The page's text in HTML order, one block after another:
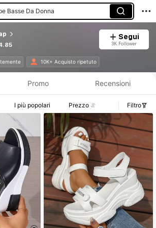
Da Donna
Segui
3K Follower
10K+ Acquisto ripetuto
Promo Recensioni
I più popolari Prezzo Filtro